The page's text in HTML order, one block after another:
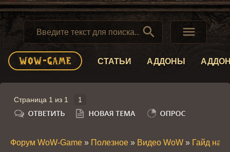
 
СТАТЬИ АДДОНЫ
Страница 1 из 1 1
Форум WoW-Game » Полезное » Видео WoW » Гайд на